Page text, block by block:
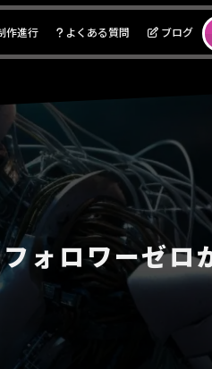
作進行 よくある質問 ブログ
ォロワーゼロ